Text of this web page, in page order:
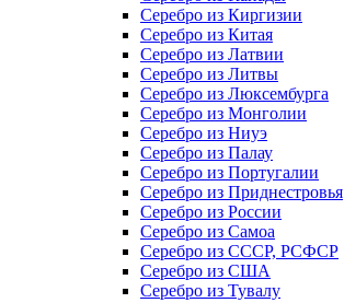
Серебро из Киргизии
Серебро из Китая
Серебро из Латвии
Серебро из Литвы
Серебро из Люксембурга
Серебро из Монголии
Серебро из Ниуэ
Серебро из Палау
Серебро из Португалии
Серебро из Приднестровья
Серебро из России
Серебро из Самоа
Серебро из СССР, РСФСР
Серебро из США
Серебро из Тувалу